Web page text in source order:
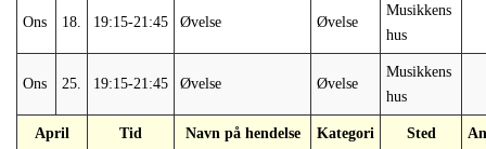
Ons 18. 19:15-21:45 Øvelse Øvelse
Musikkens
hus
Ons 25. 19:15-21:45 Øvelse Øvelse
Musikkens
hus
April Tid Navn på hendelse Kategori Sted